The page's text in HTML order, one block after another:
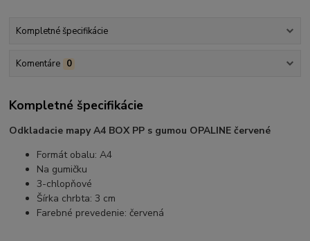
Kompletné špecifikácie
Komentáre 0
Kompletné špecifikácie
Odkladacie mapy A4 BOX PP s gumou OPALINE červené
Formát obalu: A4
Na gumičku
3-chlopňové
Šírka chrbta: 3 cm
Farebné prevedenie: červená